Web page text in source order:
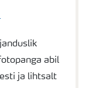
abil
ja lihtsalt